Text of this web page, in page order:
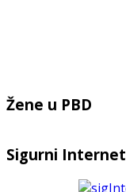
Žene u PBD
Sigurni Internet